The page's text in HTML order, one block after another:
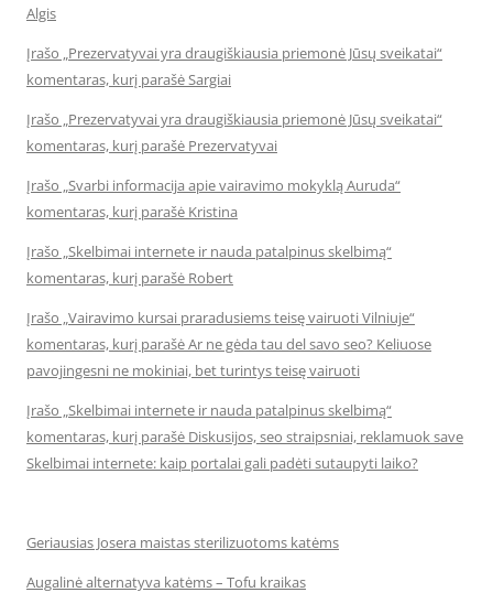
Algis
Įrašo „Prezervatyvai yra draugiškiausia priemonė Jūsų sveikatai“
komentaras, kurį parašė Sargiai
Įrašo „Prezervatyvai yra draugiškiausia priemonė Jūsų sveikatai“
komentaras, kurį parašė Prezervatyvai
Įrašo „Svarbi informacija apie vairavimo mokyklą Auruda“
komentaras, kurį parašė Kristina
Įrašo „Skelbimai internete ir nauda patalpinus skelbimą“
komentaras, kurį parašė Robert
Įrašo „Vairavimo kursai praradusiems teisę vairuoti Vilniuje“
komentaras, kurį parašė Ar ne gėda tau del savo seo? Keliuose
pavojingesni ne mokiniai, bet turintys teisę vairuoti
Įrašo „Skelbimai internete ir nauda patalpinus skelbimą“
komentaras, kurį parašė Diskusijos, seo straipsniai, reklamuok save
Skelbimai internete: kaip portalai gali padėti sutaupyti laiko?
Geriausias Josera maistas sterilizuotoms katėms
Augalinė alternatyva katėms – Tofu kraikas